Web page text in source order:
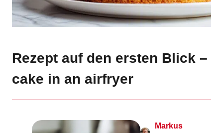
Rezept auf den ersten Blick –
cake in an airfryer
Markus